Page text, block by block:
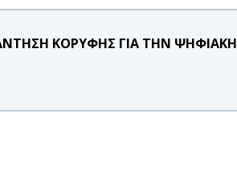
ΚΟΡΥΦΗΣ ΓΙΑ ΤΗΝ